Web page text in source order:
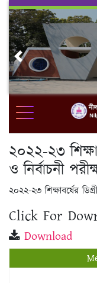
Skip
content
Previous
২০২২-২৩
ও নির্বাচনী
২০২২-২৩ শিক্ষাবর্ষের
Click For
Download